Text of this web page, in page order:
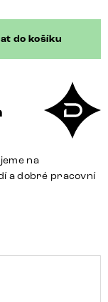
do košíku
na
a dobré pracovní